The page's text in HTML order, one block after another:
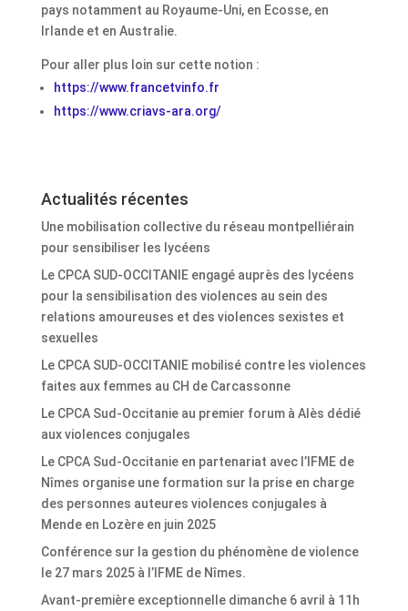
pays notamment au Royaume-Uni, en Ecosse, en
Irlande et en Australie.
Pour aller plus loin sur cette notion :
https://www.francetvinfo.fr
https://www.criavs-ara.org/
Actualités récentes
Une mobilisation collective du réseau montpelliérain
pour sensibiliser les lycéens
Le CPCA SUD-OCCITANIE engagé auprès des lycéens
pour la sensibilisation des violences au sein des
relations amoureuses et des violences sexistes et
sexuelles
Le CPCA SUD-OCCITANIE mobilisé contre les violences
faites aux femmes au CH de Carcassonne
Le CPCA Sud-Occitanie au premier forum à Alès dédié
aux violences conjugales
Le CPCA Sud-Occitanie en partenariat avec l’IFME de
Nîmes organise une formation sur la prise en charge
des personnes auteures violences conjugales à
Mende en Lozère en juin 2025
Conférence sur la gestion du phénomène de violence
le 27 mars 2025 à l’IFME de Nîmes.
Avant-première exceptionnelle dimanche 6 avril à 11h